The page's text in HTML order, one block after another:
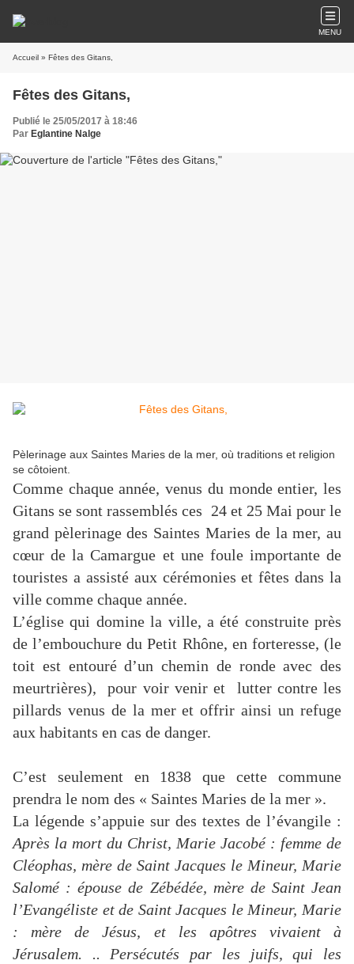
MENU
Accueil » Fêtes des Gitans,
Fêtes des Gitans,
Publié le 25/05/2017 à 18:46
Par Eglantine Nalge
Pèlerinage aux Saintes Maries de la mer, où traditions et religion
se côtoient.
Comme chaque année, venus du monde entier, les
Gitans se sont rassemblés ces 24 et 25 Mai pour le
grand pèlerinage des Saintes Maries de la mer, au
cœur de la Camargue et une foule importante de
touristes a assisté aux cérémonies et fêtes dans la
ville comme chaque année.
L’église qui domine la ville, a été construite près
de l’embouchure du Petit Rhône, en forteresse, (le
toit est entouré d’un chemin de ronde avec des
meurtrières), pour voir venir et lutter contre les
pillards venus de la mer et offrir ainsi un refuge
aux habitants en cas de danger.
C’est seulement en 1838 que cette commune
prendra le nom des « Saintes Maries de la mer ».
La légende s’appuie sur des textes de l’évangile :
Après la mort du Christ, Marie Jacobé : femme de
Cléophas, mère de Saint Jacques le Mineur, Marie
Salomé : épouse de Zébédée, mère de Saint Jean
l’Evangéliste et de Saint Jacques le Mineur, Marie
: mère de Jésus, et les apôtres vivaient à
Jérusalem. .. Persécutés par les juifs, qui les